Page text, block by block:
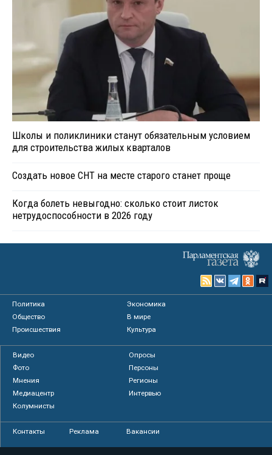
Школы и поликлиники станут обязательным условием
для строительства жилых кварталов
Создать новое СНТ на месте старого станет проще
Когда болеть невыгодно: сколько стоит листок
нетрудоспособности в 2026 году
Политика
Экономика
Общество
В мире
Происшествия
Культура
Видео
Опросы
Фото
Персоны
Мнения
Регионы
Медиацентр
Интервью
Колумнисты
Контакты Реклама Вакансии